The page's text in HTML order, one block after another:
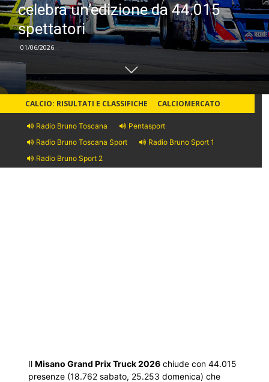
celebra un’edizione da 44.015
spettatori
01/06/2026
CALCIO: RISULTATI E CLASSIFICHE CALCIOMERCATO
Radio Bruno Toscana
Pentasport
Radio Bruno Toscana Sport
Radio Bruno Sport 1
Radio Bruno Sport 2
Il Misano Grand Prix Truck 2026 chiude con 44.015
presenze (18.762 sabato, 25.253 domenica) che